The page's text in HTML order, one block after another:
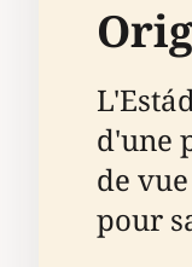
d'une
de
pour